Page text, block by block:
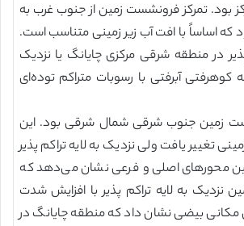
بود. تمرکز فرونشست زمین از جنوب غرب به
اساساً با افت آب زیر زمینی متناسب است.
در منطقه شرقی مرکزی چایانگ یا نزدیک
آبرفتی با رسوبات متراکم توده‌ای
زمین جنوب شرقی شمال شرقی بود. این
تغییر یافت ولی نزدیک به لایه تراکم پذیر
محورهای اصلی و فرعی نشان می‌دهد که
نزدیک به لایه تراکم پذیر با افزایش شدت
بیضی نشان داد که منطقه چایانگ در